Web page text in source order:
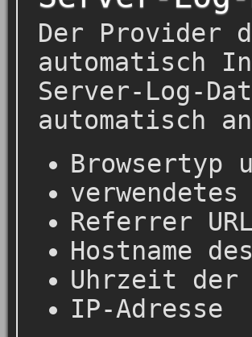
Der Provider
automatisch
Server-Log-
automatisch
Browsertyp
Referrer URL
Hostname
Uhrzeit der
IP-Adresse